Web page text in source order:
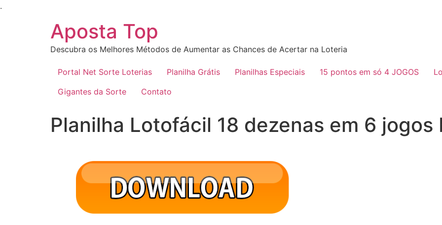
.
Aposta Top
Descubra os Melhores Métodos de Aumentar as Chances de Acertar na Loteria
Portal Net Sorte Loterias Planilha Grátis Planilhas Especiais 15 pontos em só 4 JOGOS
Gigantes da Sorte
Contato
Planilha Lotofácil 18 dezenas em 6 jogos